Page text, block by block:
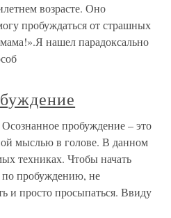
возрасте. Оно
пробуждаться от страшных
нашел парадоксально
пробуждение – это
мыслью в голове. В данном
техниках. Чтобы начать
по пробуждению, не
и просто просыпаться. Ввиду